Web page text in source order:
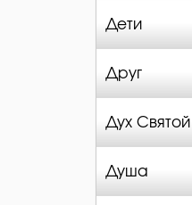
Дети
Друг
Дух Святой
Душа